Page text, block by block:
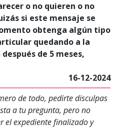
o no quieren o no
si este mensaje se
obtenga algún tipo
quedando a la
de 5 meses,
16-12-2024
de todo, pedirte disculpas
a tu pregunta, pero no
el expediente finalizado y